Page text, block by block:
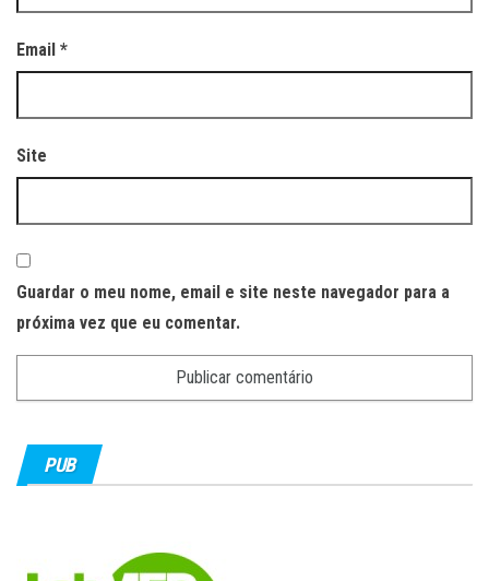
Email *
Site
Guardar o meu nome, email e site neste navegador para a
próxima vez que eu comentar.
PUB